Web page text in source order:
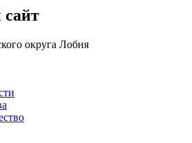
округа Лобня